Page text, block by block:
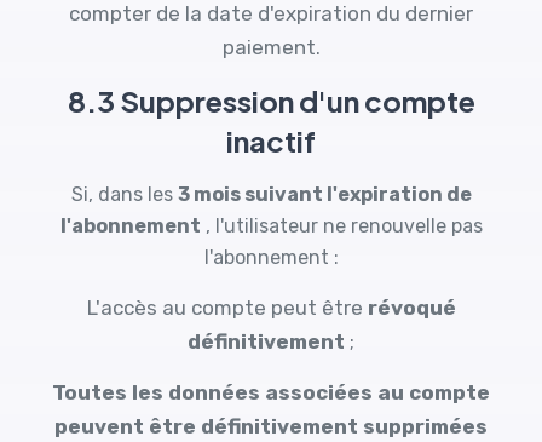
compter de la date d'expiration du dernier
paiement.
8.3 Suppression d'un compte
inactif
Si, dans les 3 mois suivant l'expiration de
l'abonnement , l'utilisateur ne renouvelle pas
l'abonnement :
L'accès au compte peut être révoqué
définitivement ;
Toutes les données associées au compte
peuvent être définitivement supprimées